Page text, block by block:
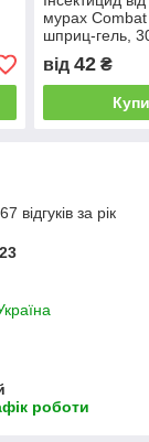
мурах
шприц-гель,
від 42₴
відгуків за рік
роботи